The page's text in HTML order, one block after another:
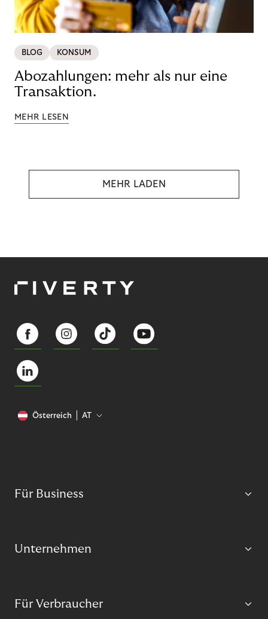
BLOG KONSUM
Abozahlungen: mehr als nur eine
Transaktion.
MEHR LESEN
MEHR LADEN
Österreich AT
Für Business
Unternehmen
Für Verbraucher